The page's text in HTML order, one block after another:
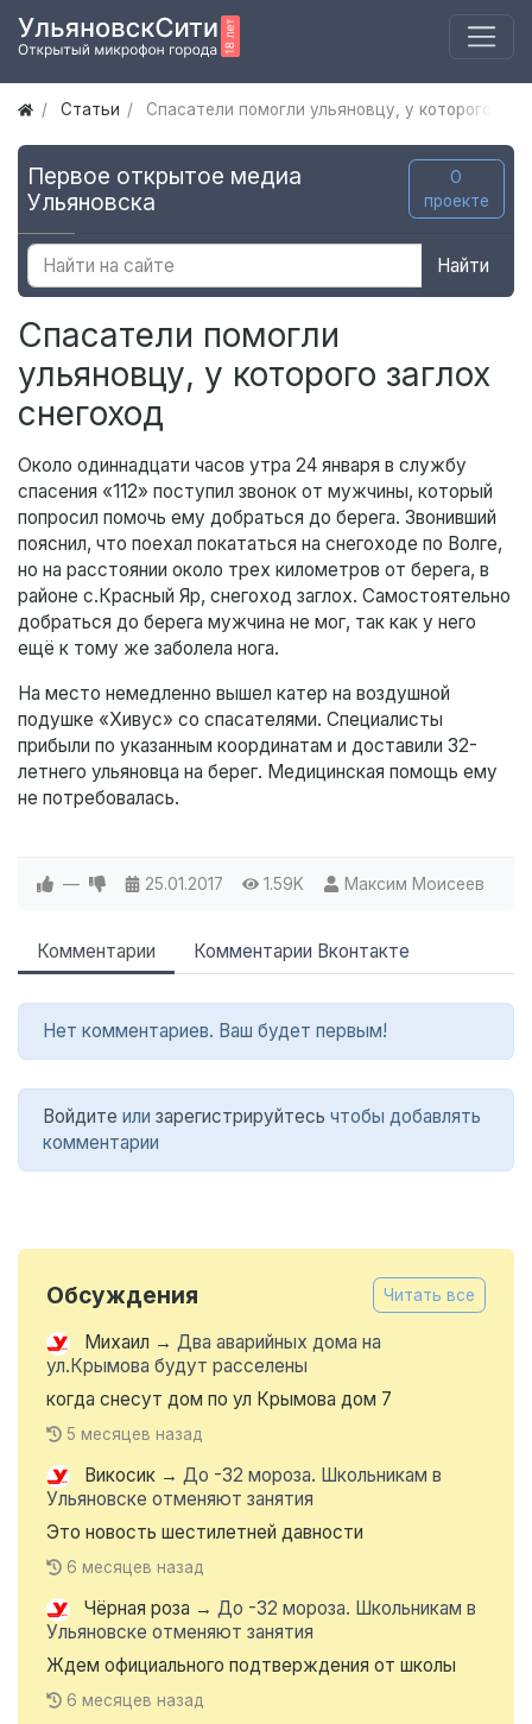
Статьи Спасатели помогли ульяновцу, у которого
Первое открытое медиа
Ульяновска
О
проекте
Найти
Спасатели помогли
ульяновцу, у которого заглох
снегоход
Около одиннадцати часов утра 24 января в службу
спасения «112» поступил звонок от мужчины, который
попросил помочь ему добраться до берега. Звонивший
пояснил, что поехал покататься на снегоходе по Волге,
но на расстоянии около трех километров от берега, в
районе с.Красный Яр, снегоход заглох. Самостоятельно
добраться до берега мужчина не мог, так как у него
ещё к тому же заболела нога.
На место немедленно вышел катер на воздушной
подушке «Хивус» со спасателями. Специалисты
прибыли по указанным координатам и доставили 32-
летнего ульяновца на берег. Медицинская помощь ему
не потребовалась.
— 25.01.2017 1.59K Максим Моисеев
Комментарии Комментарии Вконтакте
Нет комментариев. Ваш будет первым!
Войдите или зарегистрируйтесь чтобы добавлять
комментарии
Обсуждения Читать все
Михаил → Два аварийных дома на
ул.Крымова будут расселены
когда снесут дом по ул Крымова дом 7
5 месяцев назад
Викосик → До -32 мороза. Школьникам в
Ульяновске отменяют занятия
Это новость шестилетней давности
6 месяцев назад
Чёрная роза → До -32 мороза. Школьникам в
Ульяновске отменяют занятия
Ждем официального подтверждения от школы
6 месяцев назад